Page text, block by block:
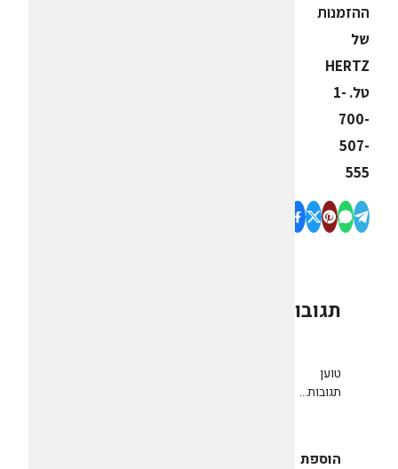
ההזמנות
של
HERTZ
טל. 1-
700-
507-
555
תגובות
טוען
תגובות...
הוספת